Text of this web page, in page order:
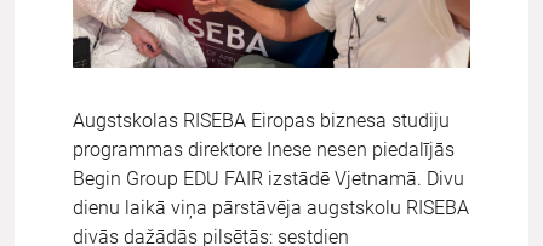
Augstskolas RISEBA Eiropas biznesa studiju
programmas direktore Inese nesen piedalījās
Begin Group EDU FAIR izstādē Vjetnamā. Divu
dienu laikā viņa pārstāvēja augstskolu RISEBA
divās dažādās pilsētās: sestdien